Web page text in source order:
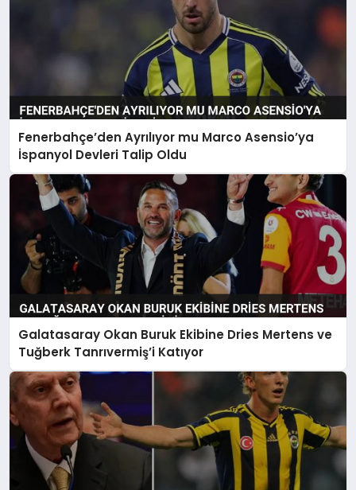
Fenerbahçe’den Ayrılıyor mu Marco Asensio’ya
İspanyol Devleri Talip Oldu
Galatasaray Okan Buruk Ekibine Dries Mertens ve
Tuğberk Tanrıvermiş’i Katıyor